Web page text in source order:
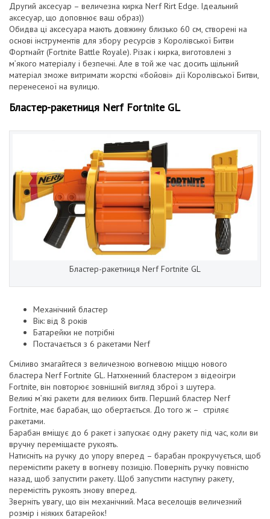
Другий аксесуар – величезна кирка Nerf Rirt Edge. Ідеальний
аксесуар, що доповнює ваш образ))
Обидва ці аксесуара мають довжину близько 60 см, створені на
основі інструментів для збору ресурсів з Королівської Битви
Фортнайт (Fortnite Battle Royale). Різак і кирка, виготовлені з
м’якого матеріалу і безпечні. Але в той же час досить щільний
матеріал зможе витримати жорсткі «бойові» дії Королівської Битви,
перенесеної на вулицю.
Бластер-ракетниця Nerf Fortnite GL
Бластер-ракетниця Nerf Fortnite GL
Механічний бластер
Вік: від 8 років
Батарейки не потрібні
Постачається з 6 ракетами Nerf
Сміливо змагайтеся з величезною вогневою міццю нового
бластера Nerf Fortnite GL. Натхненний бластером з відеоігри
Fortnite, він повторює зовнішній вигляд зброї з шутера.
Великі м’які ракети для великих битв. Перший бластер Nerf
Fortnite, має барабан, що обертається. До того ж – стріляє
ракетами.
Барабан вміщує до 6 ракет і запускає одну ракету під час, коли ви
вручну переміщаєте рукоять.
Натисніть на ручку до упору вперед – барабан прокручується, щоб
перемістити ракету в вогневу позицію. Поверніть ручку повністю
назад, щоб запустити ракету. Щоб запустити наступну ракету,
перемістіть рукоять знову вперед.
Зверніть увагу, що він механічний. Маса веселощів величезний
розмір і ніяких батарейок!